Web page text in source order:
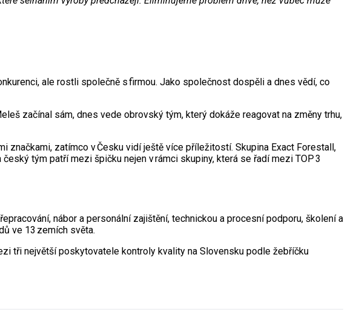
ale rostli společně s firmou. Jako společnost dospěli a dnes vědí, co
začínal sám, dnes vede obrovský tým, který dokáže reagovat na změny trhu,
značkami, zatímco v Česku vidí ještě více příležitostí. Skupina Exact Forestall,
tým patří mezi špičku nejen v rámci skupiny, která se řadí mezi TOP 3
nábor a personální zajištění, technickou a procesní podporu, školení a
ve 13 zemích světa.
tři největší poskytovatele kontroly kvality na Slovensku podle žebříčku